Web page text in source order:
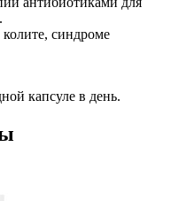
синдроме
капсуле в день.